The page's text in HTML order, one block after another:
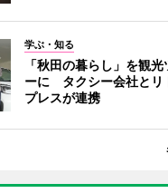
学ぶ・知る
「秋田の暮らし」を観光
ーに タクシー会社とリ
プレスが連携